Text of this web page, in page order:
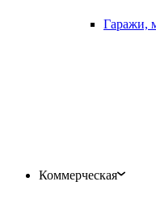
Гаражи,
Коммерческая